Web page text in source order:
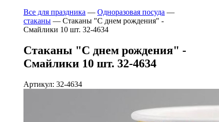
Все для праздника — Одноразовая посуда —
стаканы — Стаканы "С днем рождения" -
Смайлики 10 шт. 32-4634
Стаканы "С днем рождения" -
Смайлики 10 шт. 32-4634
Артикул: 32-4634